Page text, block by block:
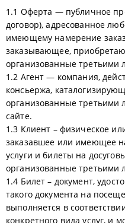
1.1 Оферта — публичное
договор), адресованное
имеющему намерение
заказывающее,
организованные третьими
1.2 Агент — компания,
консьержа,
организованные третьими
сайте.
1.3 Клиент – физическое
заказавшее или имеющее
услуги и билеты на
организованные третьими
1.4 Билет – документ,
такого документа на
выполняется в
конкретного вида услуг, и